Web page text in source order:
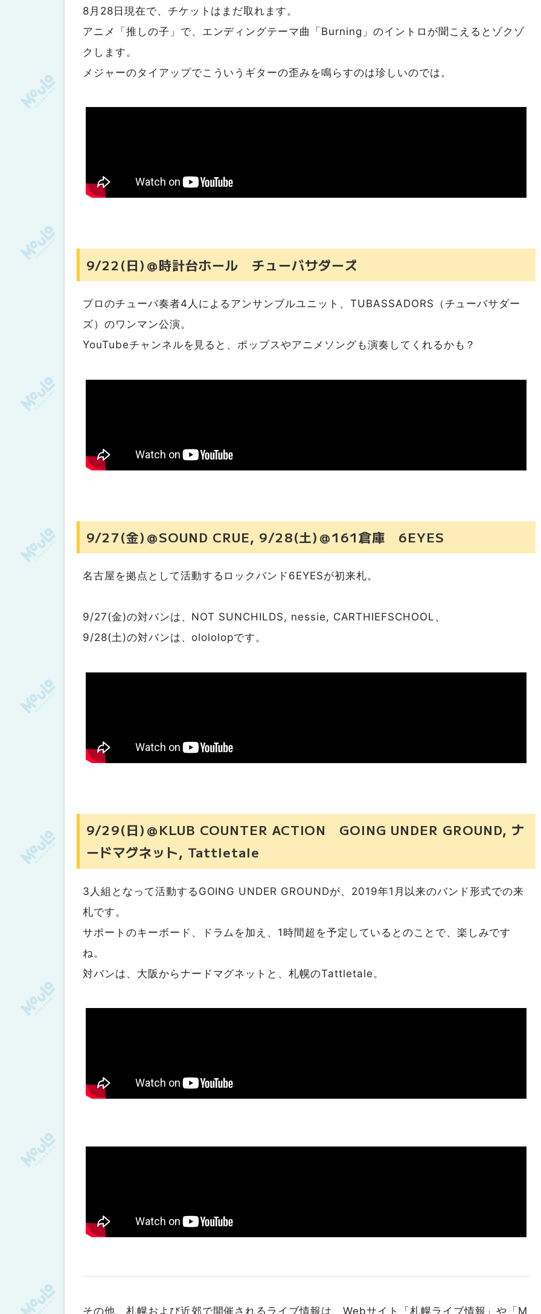
8月28日現在で、チケットはまだ取れます。
アニメ「推しの子」で、エンディングテーマ曲「Burning」のイントロが聞こえるとゾクゾ
クします。
メジャーのタイアップでこういうギターの歪みを鳴らすのは珍しいのでは。
9/22(日)＠時計台ホール チューバサダーズ
プロのチューバ奏者4人によるアンサンブルユニット、TUBASSADORS（チューバサダー
ズ）のワンマン公演。
YouTubeチャンネルを見ると、ポップスやアニメソングも演奏してくれるかも？
9/27(金)＠SOUND CRUE, 9/28(土)＠161倉庫 6EYES
名古屋を拠点として活動するロックバンド6EYESが初来札。
9/27(金)の対バンは、NOT SUNCHILDS, nessie, CARTHIEFSCHOOL、
9/28(土)の対バンは、olololopです。
9/29(日)＠KLUB COUNTER ACTION GOING UNDER GROUND, ナ
ードマグネット, Tattletale
3人組となって活動するGOING UNDER GROUNDが、2019年1月以来のバンド形式での来
札です。
サポートのキーボード、ドラムを加え、1時間超を予定しているとのことで、楽しみです
ね。
対バンは、大阪からナードマグネットと、札幌のTattletale。
その他、札幌および近郊で開催されるライブ情報は、Webサイト「札幌ライブ情報」や「M